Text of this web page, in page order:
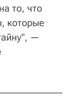
то, что
которые
—